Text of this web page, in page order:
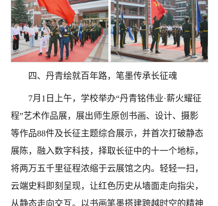
四、丹青绘就百年路，笔墨传承长征魂
7月1日上午，学校举办“丹青铭伟业·薪火耀征
程”艺术作品展，展出师生原创书画、设计、摄影
等作品88件及长征主题综合展示，并首次打破静态
展陈，融入数字科技，择取长征中的十一个地标，
将两万五千里征程浓缩于云展馆之内。轻轻一扫，
云端史料即刻呈现，让红色历史从墙面走向指尖，
从静态走向交互。以书画笔墨搭建跨越时空的精神